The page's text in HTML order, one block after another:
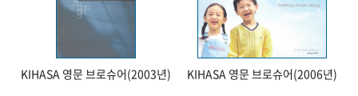
KIHASA 영문 브로슈어(2003년) KIHASA 영문 브로슈어(2006년)